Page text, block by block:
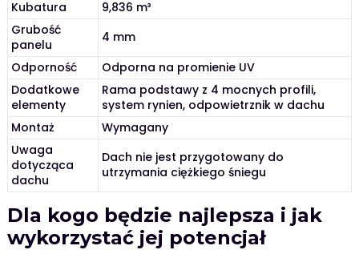
Kubatura
9,836 m³
Grubość
panelu
4 mm
Odporność
Odporna na promienie UV
Dodatkowe
elementy
Rama podstawy z 4 mocnych profili,
system rynien, odpowietrznik w dachu
Montaż
Wymagany
Uwaga
dotycząca
dachu
Dach nie jest przygotowany do
utrzymania ciężkiego śniegu
Dla kogo będzie najlepsza i jak
wykorzystać jej potencjał